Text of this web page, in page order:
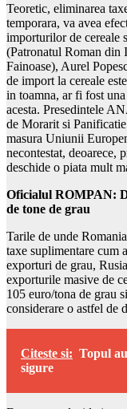
Teoretic, eliminarea
temporara, va avea
importurilor de cereale
(Patronatul Roman din
Fainoase), Aurel
de import la cereale
in toamna, ar fi fost
acesta. Presedintele
de Morarit si
masura Uniunii
necontestat, deoarece,
deschide o piata mult
Oficialul ROMPAN:
de tone de grau
Tarile de unde
taxe suplimentare cum
exporturi de grau,
exporturile masive de
105 euro/tona de grau
considerare o astfel de
Citeste si: Topul
sigure